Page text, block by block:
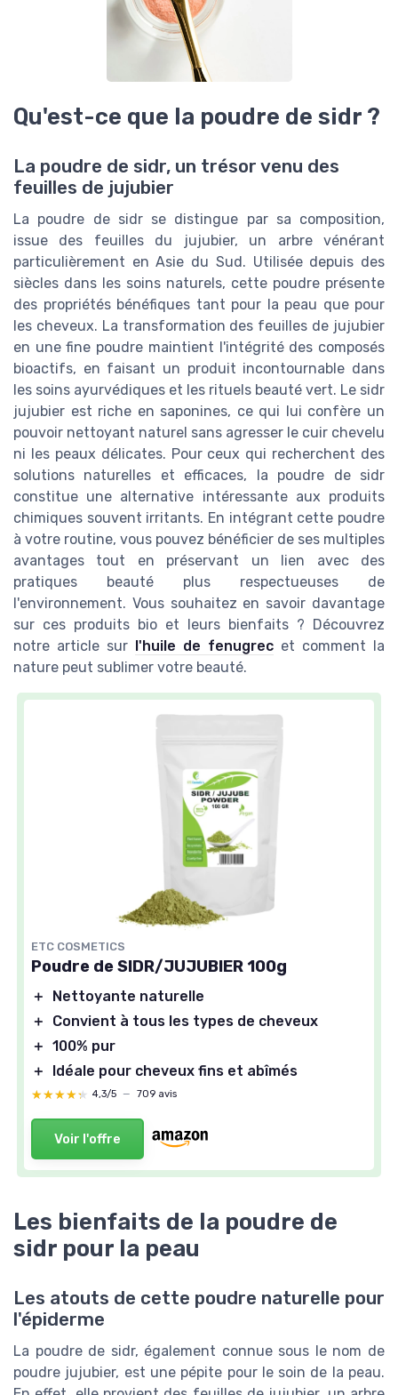
Qu'est-ce que la poudre de sidr ?
La poudre de sidr, un trésor venu des
feuilles de jujubier
La poudre de sidr se distingue par sa composition,
issue des feuilles du jujubier, un arbre vénérant
particulièrement en Asie du Sud. Utilisée depuis des
siècles dans les soins naturels, cette poudre présente
des propriétés bénéfiques tant pour la peau que pour
les cheveux. La transformation des feuilles de jujubier
en une fine poudre maintient l'intégrité des composés
bioactifs, en faisant un produit incontournable dans
les soins ayurvédiques et les rituels beauté vert. Le sidr
jujubier est riche en saponines, ce qui lui confère un
pouvoir nettoyant naturel sans agresser le cuir chevelu
ni les peaux délicates. Pour ceux qui recherchent des
solutions naturelles et efficaces, la poudre de sidr
constitue une alternative intéressante aux produits
chimiques souvent irritants. En intégrant cette poudre
à votre routine, vous pouvez bénéficier de ses multiples
avantages tout en préservant un lien avec des
pratiques beauté plus respectueuses de
l'environnement. Vous souhaitez en savoir davantage
sur ces produits bio et leurs bienfaits ? Découvrez
notre article sur
l'huile de fenugrec et comment la
nature peut sublimer votre beauté.
ETC COSMETICS
Poudre de SIDR/JUJUBIER 100g
＋
Nettoyante naturelle
＋
Convient à tous les types de cheveux
＋ 100% pur
＋
Idéale pour cheveux fins et abîmés
★★★★★
★★★★★ 4,3/5 — 709 avis
Voir l'offre
Les bienfaits de la poudre de
sidr pour la peau
Les atouts de cette poudre naturelle pour
l'épiderme
La poudre de sidr, également connue sous le nom de
poudre jujubier, est une pépite pour le soin de la peau.